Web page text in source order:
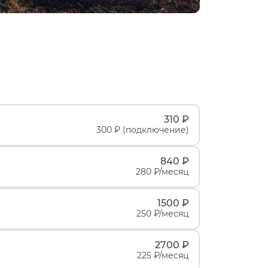
310 ₽
300 ₽ (подключение)
840 ₽
280 ₽/месяц
1500 ₽
250 ₽/месяц
2700 ₽
225 ₽/месяц